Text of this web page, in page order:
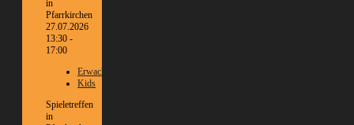
27.07.2026
13:30 -
17:00
Erwachsene
Kids
Spieletreffen
in